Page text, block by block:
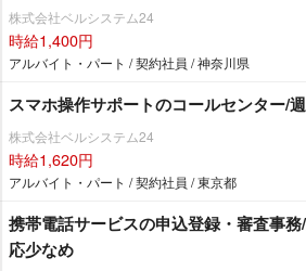
株式会社ベルシステム24
時給1,400円
アルバイト・パート / 契約社員 / 神奈川県
スマホ操作サポートのコールセンター/
株式会社ベルシステム24
時給1,620円
アルバイト・パート / 契約社員 / 東京都
携帯電話サービスの申込登録・審査事
応少なめ